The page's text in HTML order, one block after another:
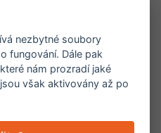
Ordinace roku
Rehabilitační ordinace
2. místo – 2017/2019
nezbytné soubory
fungování. Dále pak
nám prozradí jaké
však aktivovány až po